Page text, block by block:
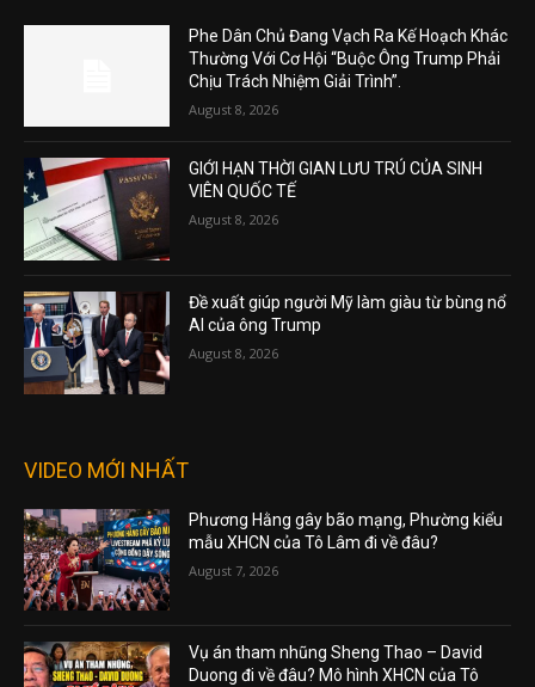
Phe Dân Chủ Đang Vạch Ra Kế Hoạch Khác
Thường Với Cơ Hội “Buộc Ông Trump Phải
Chịu Trách Nhiệm Giải Trình”.
August 8, 2026
GIỚI HẠN THỜI GIAN LƯU TRÚ CỦA SINH
VIÊN QUỐC TẾ
August 8, 2026
Đề xuất giúp người Mỹ làm giàu từ bùng nổ
AI của ông Trump
August 8, 2026
VIDEO MỚI NHẤT
Phương Hằng gây bão mạng, Phường kiểu
mẫu XHCN của Tô Lâm đi về đâu?
August 7, 2026
Vụ án tham nhũng Sheng Thao – David
Duong đi về đâu? Mô hình XHCN của Tô